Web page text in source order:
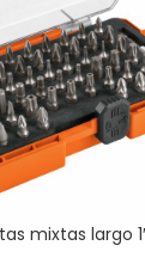
mixtas largo